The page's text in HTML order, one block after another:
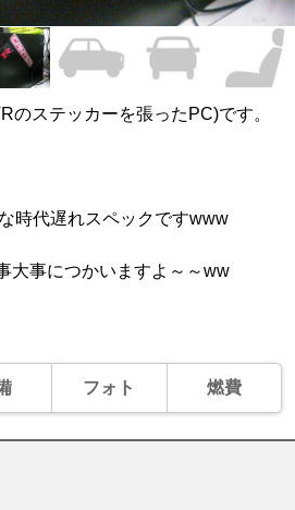
のステッカーを張ったPC)です。
時代遅れスペックですwww
大事につかいますよ～～ww
フォト 燃費